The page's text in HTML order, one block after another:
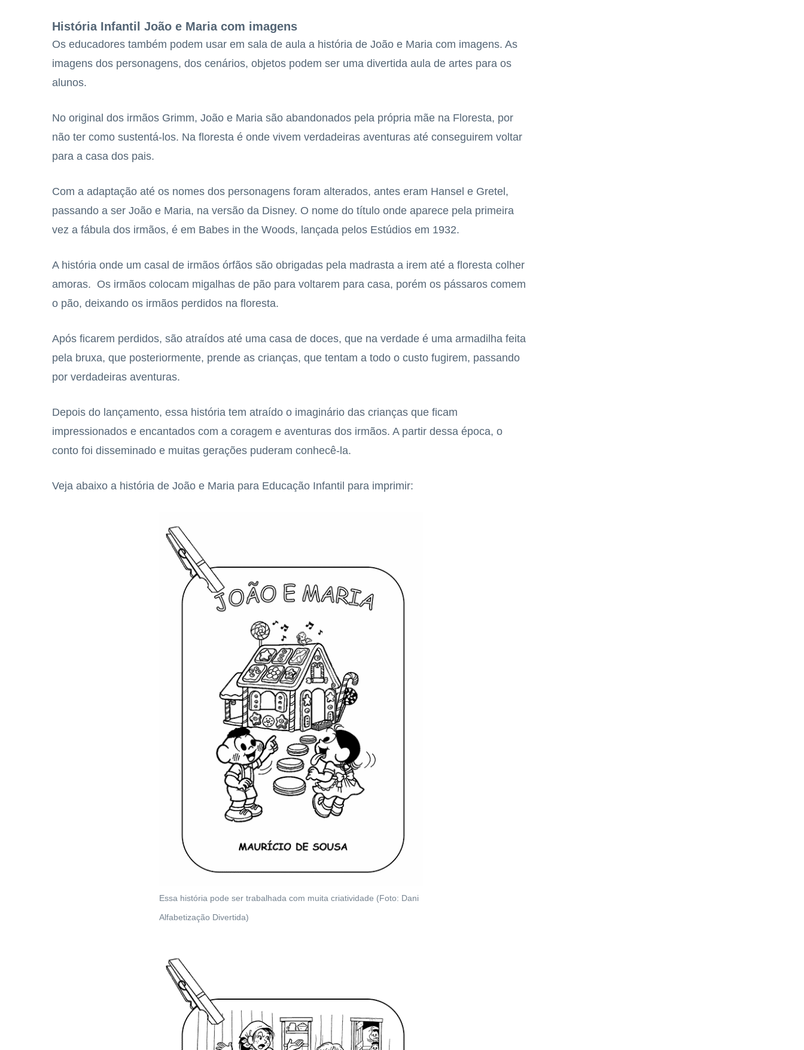
História Infantil João e Maria com imagens
Os educadores também podem usar em sala de aula a história de João e Maria com imagens. As
imagens dos personagens, dos cenários, objetos podem ser uma divertida aula de artes para os
alunos.
No original dos irmãos Grimm, João e Maria são abandonados pela própria mãe na Floresta, por
não ter como sustentá-los. Na floresta é onde vivem verdadeiras aventuras até conseguirem voltar
para a casa dos pais.
Com a adaptação até os nomes dos personagens foram alterados, antes eram Hansel e Gretel,
passando a ser João e Maria, na versão da Disney. O nome do título onde aparece pela primeira
vez a fábula dos irmãos, é em Babes in the Woods, lançada pelos Estúdios em 1932.
A história onde um casal de irmãos órfãos são obrigadas pela madrasta a irem até a floresta colher
amoras. Os irmãos colocam migalhas de pão para voltarem para casa, porém os pássaros comem
o pão, deixando os irmãos perdidos na floresta.
Após ficarem perdidos, são atraídos até uma casa de doces, que na verdade é uma armadilha feita
pela bruxa, que posteriormente, prende as crianças, que tentam a todo o custo fugirem, passando
por verdadeiras aventuras.
Depois do lançamento, essa história tem atraído o imaginário das crianças que ficam
impressionados e encantados com a coragem e aventuras dos irmãos. A partir dessa época, o
conto foi disseminado e muitas gerações puderam conhecê-la.
Veja abaixo a história de João e Maria para Educação Infantil para imprimir:
Essa história pode ser trabalhada com muita criatividade (Foto: Dani
Alfabetização Divertida)